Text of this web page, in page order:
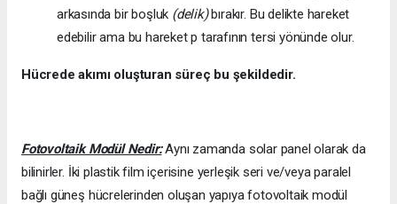
arkasında bir boşluk (delik)bırakır. Bu delikte hareket
edebilir ama bu hareket p tarafının tersi yönünde olur.
Hücrede akımı oluşturan süreç bu şekildedir.
Fotovoltaik Modül Nedir:Aynı zamanda solar panel olarak da
bilinirler. İki plastik film içerisine yerleşik seri ve/veya paralel
bağlı güneş hücrelerinden oluşan yapıya fotovoltaik modül